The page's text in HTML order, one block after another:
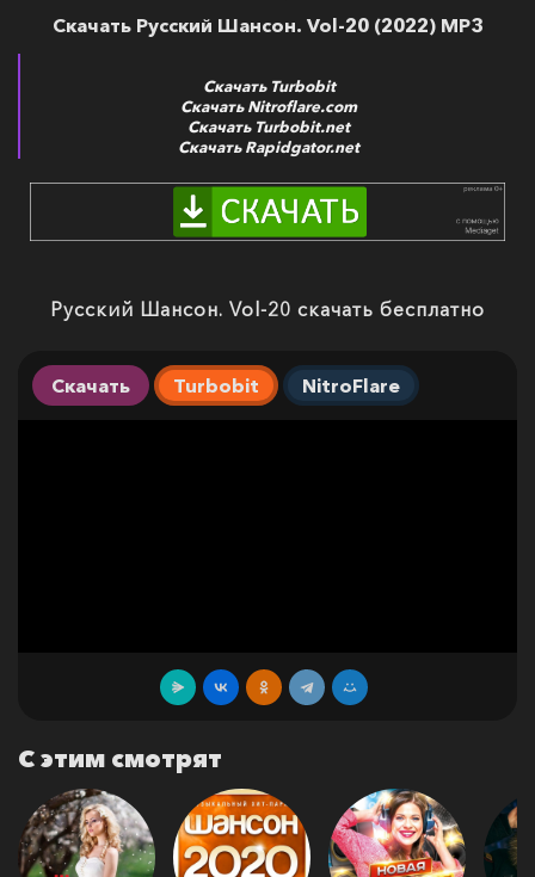
Скачать Русский Шансон. Vol-20 (2022) MP3
Скачать Turbobit
Скачать Nitroflare.com
Скачать Turbobit.net
Скачать Rapidgator.net
Русский Шансон. Vol-20 скачать бесплатно
Скачать Turbobit NitroFlare
С этим смотрят